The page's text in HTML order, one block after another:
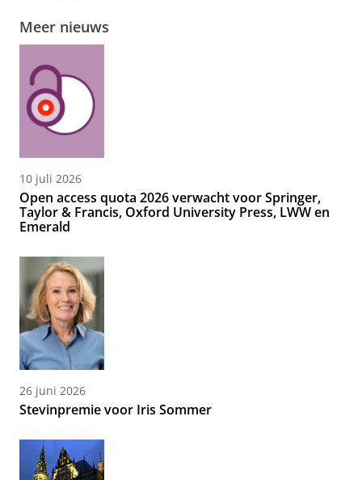
Meer nieuws
10 juli 2026
Open access quota 2026 verwacht voor Springer,
Taylor & Francis, Oxford University Press, LWW en
Emerald
26 juni 2026
Stevinpremie voor Iris Sommer